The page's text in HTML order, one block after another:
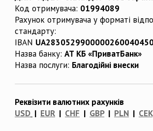
Код отримувача: 01994089
Рахунок отримувача у форматі
стандарту:
IBAN
Назва банку: АТ КБ «ПриватБанк»
Назва послуги: Благодійні внески
Реквізити валютних рахунків
USD | EUR | CHF | GBP| PLN | CEK